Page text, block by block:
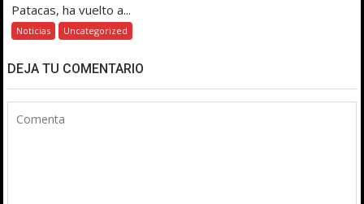
Patacas, ha vuelto a...
Noticias Uncategorized
DEJA TU COMENTARIO